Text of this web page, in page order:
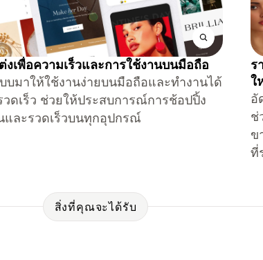
งเพื่อความเร็วและการใช้งานบนมือถือ
บมาให้ใช้งานง่ายบนมือถือและทำงานได้
วดเร็ว ช่วยให้ประสบการณ์การช้อปปิ้ง
และรวดเร็วบนทุกอุปกรณ์
ร
ใ
อั
ช่
ข
ที่
สิ่งที่คุณจะได้รับ